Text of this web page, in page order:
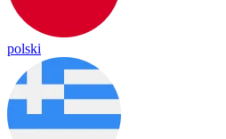
polski